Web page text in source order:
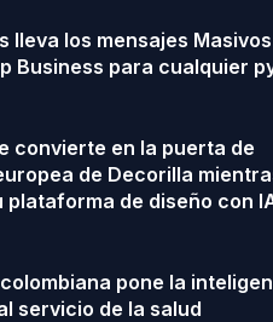
lleva los mensajes
Business para cualquier
convierte en la puerta de
de Decorilla
plataforma de diseño con
pone la
servicio de la salud